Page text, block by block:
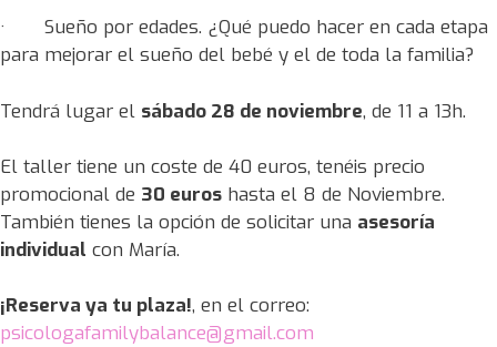
· Sueño por edades. ¿Qué puedo hacer en cada etapa
para mejorar el sueño del bebé y el de toda la familia?
Tendrá lugar el sábado 28 de noviembre, de 11 a 13h.
El taller tiene un coste de 40 euros, tenéis precio
promocional de 30 euros hasta el 8 de Noviembre.
También tienes la opción de solicitar una asesoría
individual con María.
¡Reserva ya tu plaza!, en el correo:
psicologafamilybalance@gmail.com